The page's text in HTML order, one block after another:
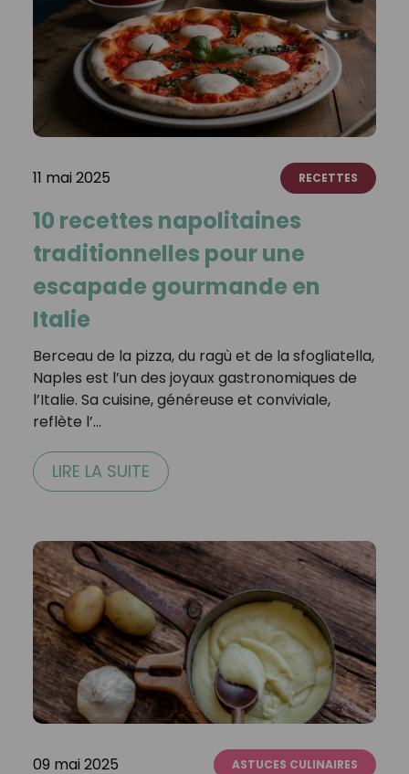
11 mai 2025 RECETTES
10 recettes napolitaines
traditionnelles pour une
escapade gourmande en
Italie
Berceau de la pizza, du ragù et de la sfogliatella,
Naples est l’un des joyaux gastronomiques de
l’Italie. Sa cuisine, généreuse et conviviale,
reflète l’…
LIRE LA SUITE
09 mai 2025 ASTUCES CULINAIRES